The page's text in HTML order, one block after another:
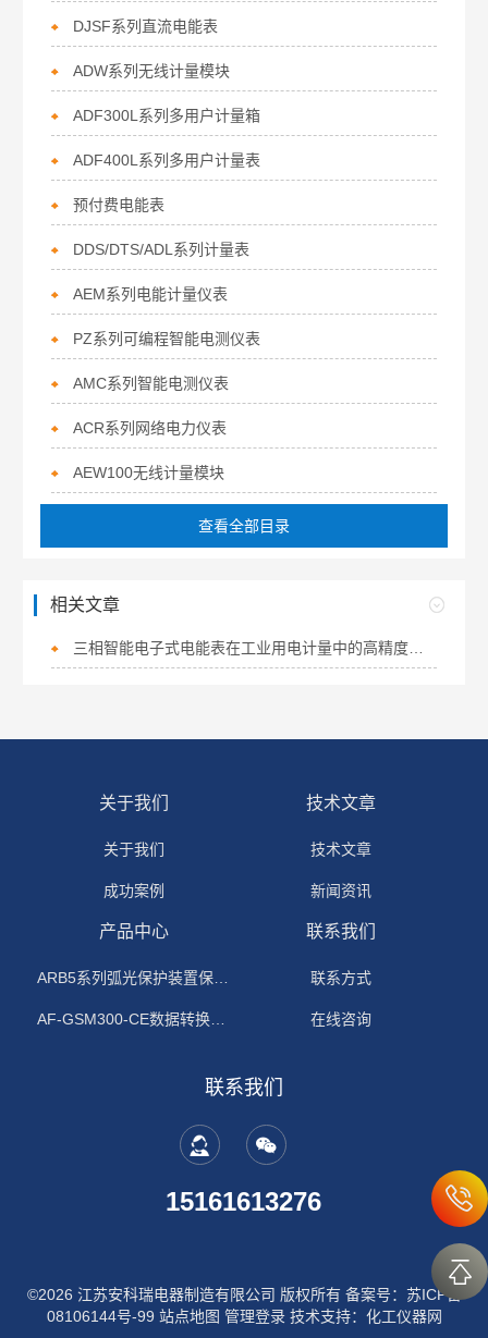
DJSF系列直流电能表
ADW系列无线计量模块
ADF300L系列多用户计量箱
ADF400L系列多用户计量表
预付费电能表
DDS/DTS/ADL系列计量表
AEM系列电能计量仪表
PZ系列可编程智能电测仪表
AMC系列智能电测仪表
ACR系列网络电力仪表
AEW100无线计量模块
查看全部目录
相关文章
关于我们
关于我们
成功案例
技术文章
技术文章
新闻资讯
产品中心
ARB5系列弧光保护装置保护功能原理
AF-GSM300-CE数据转换模块
联系我们
联系方式
在线咨询
联系我们
15161613276
©2026 江苏安科瑞电器制造有限公司 版权所有 备案号：苏ICP备
08106144号-99 站点地图 管理登录技术支持： 化工仪器网